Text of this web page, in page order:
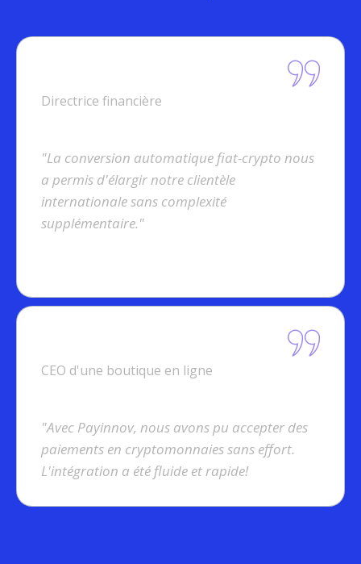
Directrice financière
"La conversion automatique fiat-crypto nous
a permis d'élargir notre clientèle
internationale sans complexité
supplémentaire."
CEO d'une boutique en ligne
"Avec Payinnov, nous avons pu accepter des
paiements en cryptomonnaies sans effort.
L'intégration a été fluide et rapide!